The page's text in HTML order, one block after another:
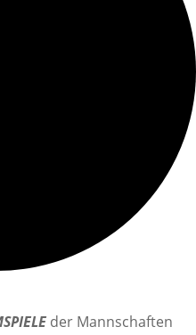
der Mannschaften